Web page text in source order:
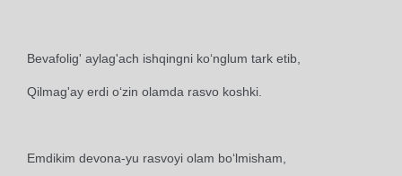
Bevafolig' aylag'ach ishqingni ko‘nglum tark etib,
Qilmag'ay erdi o‘zin olamda rasvo koshki.
Emdikim devona-yu rasvoyi olam bo‘lmisham,